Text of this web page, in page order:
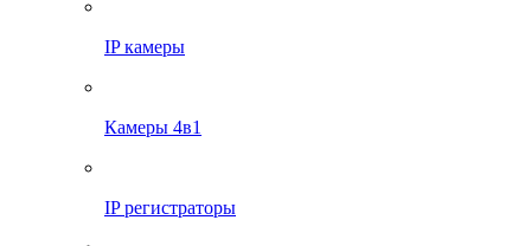
IP камеры
Камеры 4в1
IP регистраторы